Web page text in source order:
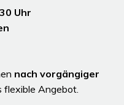
Uhr
nach vorgängiger
flexible Angebot.